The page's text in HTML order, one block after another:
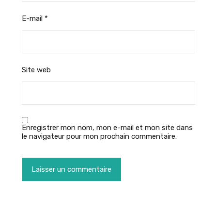
E-mail *
Site web
Enregistrer mon nom, mon e-mail et mon site dans
le navigateur pour mon prochain commentaire.